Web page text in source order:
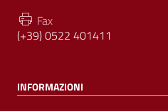
Fax
(+39) 0522 401411
INFORMAZIONI